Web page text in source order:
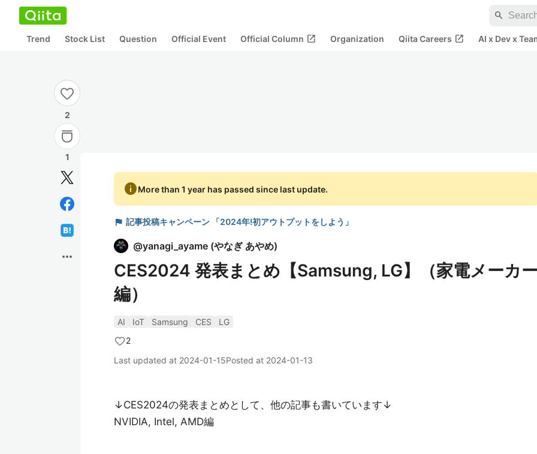
search
Trend Stock List Question Official Event Official Column open_in_new Organization Qiita Careers open_in_new AI x Dev x
2
1
more_horiz
infoMore than 1 year has passed since last update.
flag 記事投稿キャンペーン 「2024年!初アウトプットをしよう」
@yanagi_ayame (やなぎ あやめ)
CES2024 発表まとめ【Samsung, LG】（家電メーカ
編）
AI IoT Samsung CES
LG
2
Last updated at 2024-01-15Posted at 2024-01-13
↓CES2024の発表まとめとして、他の記事も書いています↓
NVIDIA, Intel, AMD編